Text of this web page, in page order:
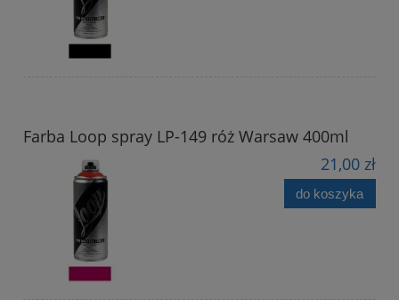
Farba Loop spray LP-149 róż Warsaw 400ml
21,00 zł
do koszyka